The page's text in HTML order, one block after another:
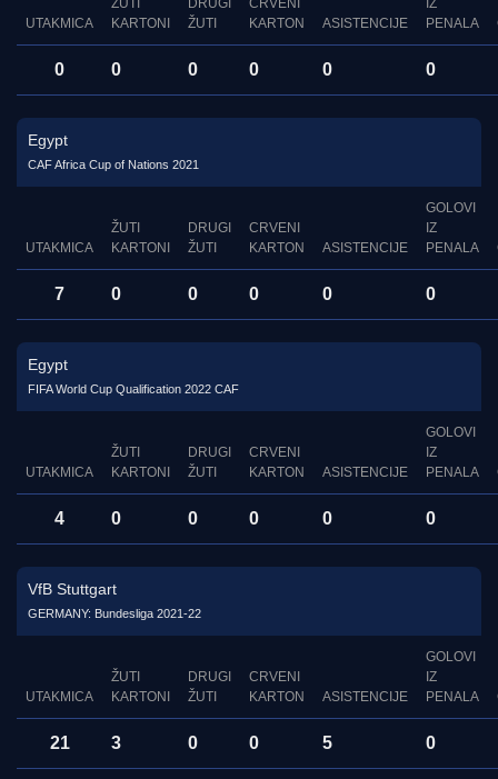
UTAKMICA
ŽUTI
KARTONI
DRUGI
ŽUTI
CRVENI
KARTON
ASISTENCIJE
IZ
PENALA
0 0 0 0 0 0
Egypt
CAF Africa Cup of Nations 2021
UTAKMICA
ŽUTI
KARTONI
DRUGI
ŽUTI
CRVENI
KARTON
ASISTENCIJE
GOLOVI
IZ
PENALA
7 0 0 0 0 0
Egypt
FIFA World Cup Qualification 2022 CAF
UTAKMICA
ŽUTI
KARTONI
DRUGI
ŽUTI
CRVENI
KARTON
ASISTENCIJE
GOLOVI
IZ
PENALA
4 0 0 0 0 0
VfB Stuttgart
GERMANY: Bundesliga 2021-22
UTAKMICA
ŽUTI
KARTONI
DRUGI
ŽUTI
CRVENI
KARTON
ASISTENCIJE
GOLOVI
IZ
PENALA
21 3 0 0 5 0